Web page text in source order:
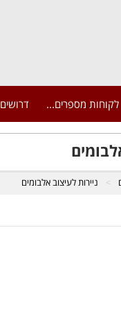
לקוחות מספרים... דרושים
ניירות לעיצוב אלבומים